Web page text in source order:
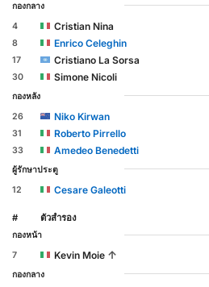
กองกลาง
4
Cristian Nina
8 Enrico Celeghin
17 Cristiano La Sorsa
30 Simone Nicoli
กองหลัง
26
Niko Kirwan
31 Roberto Pirrello
33 Amedeo Benedetti
ผู้รักษาประตู
12
Cesare Galeotti
# ตัวสำรอง
กองหน้า
7
Kevin Moie ↑
กองกลาง